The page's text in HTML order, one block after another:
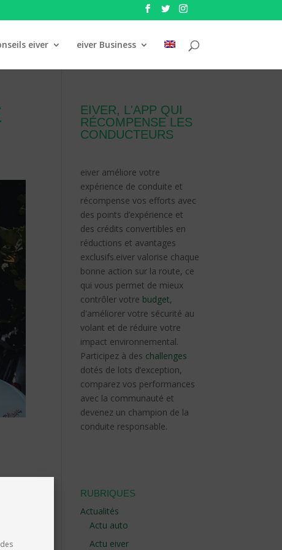
eiver eiver Business
EIVER, L'APP QUI
RÉCOMPENSE LES
CONDUCTEURS
eiver améliore votre
expérience de conduite et
récompense vos efforts avec
des points d’expérience et
des crédits convertibles en
réductions et avantages
exclusifs.eiver valorise chaque
bonne action sur la route, ce
qui vous permet de mieux
contrôler votre budget,
d'améliorer votre sécurité au
volant et de réduire votre
impact environnemental.
Participez à des challenges
dotés de lots d’exception,
comparez vos performances
avec la communauté et
devenez un champion de la
conduite responsable.
RUBRIQUES
Actualités
Actu auto
Actu eiver